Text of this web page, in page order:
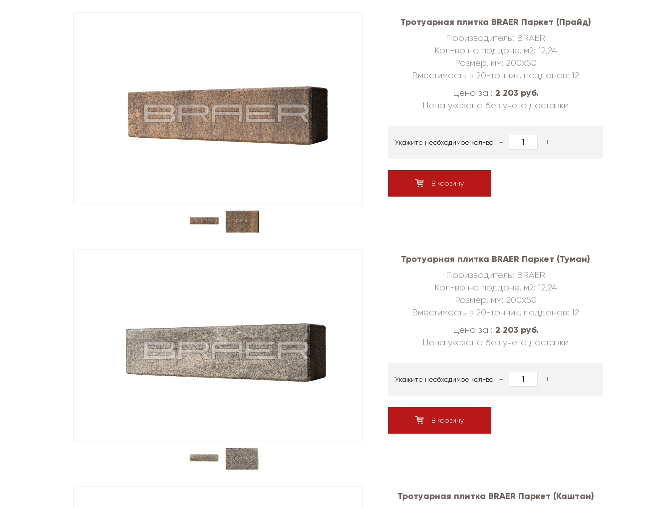
Тротуарная плитка BRAER Паркет (Прайд)
Производитель: BRAER
Кол-во на поддоне, м2: 12,24
Размер, мм: 200х50
Вместимость в 20-тонник, поддонов: 12
Цена за : 2 203 руб.
Цена указана без учёта доставки
Укажите необходимое кол-во - +
В корзину
Тротуарная плитка BRAER Паркет (Туман)
Производитель: BRAER
Кол-во на поддоне, м2: 12,24
Размер, мм: 200х50
Вместимость в 20-тонник, поддонов: 12
Цена за : 2 203 руб.
Цена указана без учёта доставки
Укажите необходимое кол-во - +
В корзину
Тротуарная плитка BRAER Паркет (Каштан)